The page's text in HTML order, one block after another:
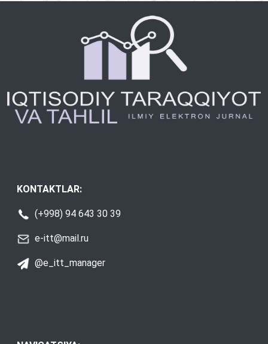
KONTAKTLAR:
(+998) 94 643 30 39
e-itt@mail.ru
@e_itt_manager